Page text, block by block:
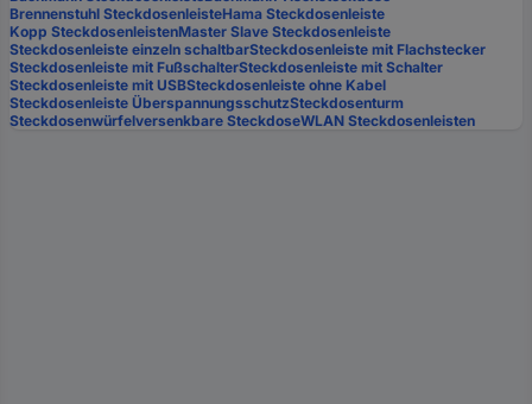
Brennenstuhl SteckdosenleisteHama Steckdosenleiste
Kopp SteckdosenleistenMaster Slave Steckdosenleiste
Steckdosenleiste einzeln schaltbarSteckdosenleiste mit Flachstecker
Steckdosenleiste mit FußschalterSteckdosenleiste mit Schalter
Steckdosenleiste mit USBSteckdosenleiste ohne Kabel
Steckdosenleiste ÜberspannungsschutzSteckdosenturm
Steckdosenwürfelversenkbare SteckdoseWLAN Steckdosenleisten